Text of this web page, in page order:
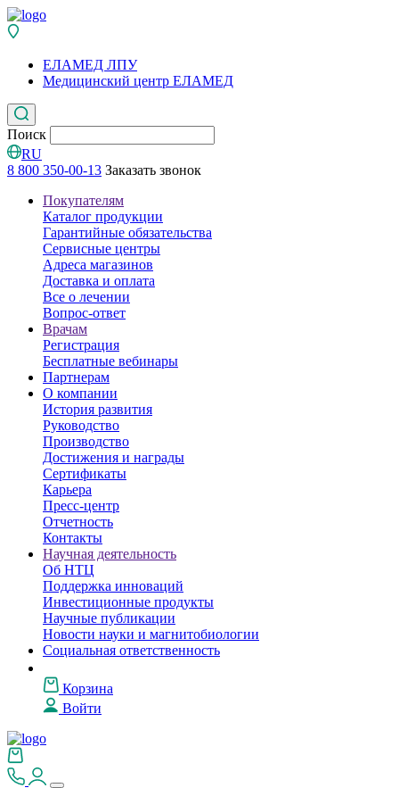
ЕЛАМЕД ЛПУ
Медицинский центр ЕЛАМЕД
Поиск
RU
8 800 350-00-13 Заказать звонок
Покупателям
Каталог продукции
Гарантийные обязательства
Сервисные центры
Адреса магазинов
Доставка и оплата
Все о лечении
Вопрос-ответ
Врачам
Регистрация
Бесплатные вебинары
Партнерам
О компании
История развития
Руководство
Производство
Достижения и награды
Сертификаты
Карьера
Пресс-центр
Отчетность
Контакты
Научная деятельность
Об НТЦ
Поддержка инноваций
Инвестиционные продукты
Научные публикации
Новости науки и магнитобиологии
Социальная ответственность
Корзина
Войти